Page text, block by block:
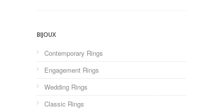
BIJOUX
Contemporary Rings
Engagement Rings
Wedding Rings
Classic Rings